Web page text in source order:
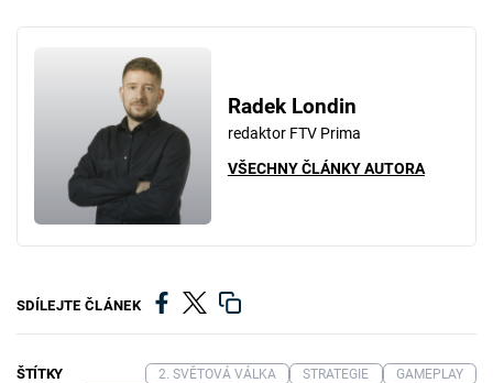
Radek Londin
redaktor FTV Prima
VŠECHNY ČLÁNKY AUTORA
SDÍLEJTE ČLÁNEK
ŠTÍTKY 2. SVĚTOVÁ VÁLKA STRATEGIE
GAMEPLAY